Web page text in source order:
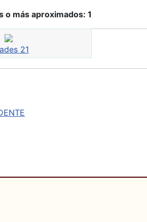
o más aproximados: 1
21